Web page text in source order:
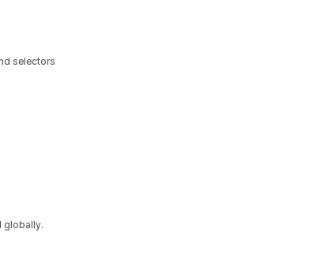
selectors
globally.